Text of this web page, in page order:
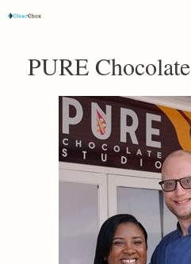
Ga
inhoudPURE Chocolate